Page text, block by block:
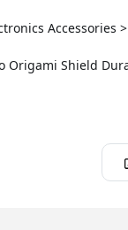
Accessories
Origami Shield